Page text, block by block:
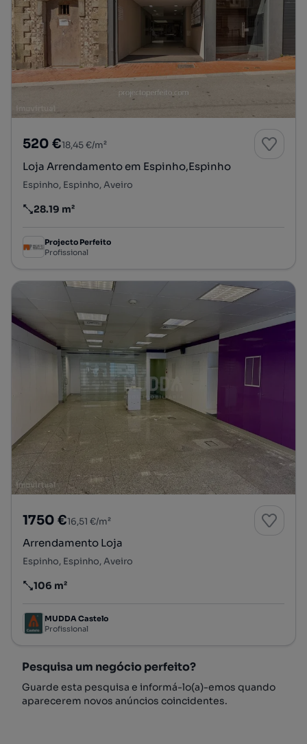
520 €18,45 €/m²
Loja Arrendamento em Espinho,Espinho
Espinho, Espinho, Aveiro
Preço por metro quadrado
28.19 m²
Projecto Perfeito
Profissional
1750 €16,51 €/m²
Arrendamento Loja
Espinho, Espinho, Aveiro
Preço por metro quadrado
106 m²
MUDDA Castelo
Profissional
Pesquisa um negócio perfeito?
Guarde esta pesquisa e informá-lo(a)-emos quando
aparecerem novos anúncios coincidentes.